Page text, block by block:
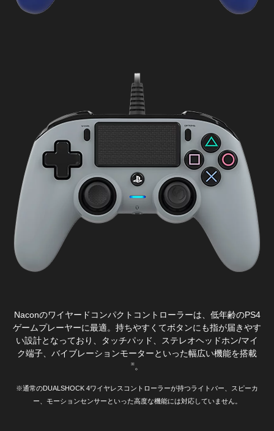
Naconのワイヤードコンパクトコントローラーは、低年齢のPS4
ゲームプレーヤーに最適。持ちやすくてボタンにも指が届きやす
い設計となっており、タッチパッド、ステレオヘッドホン/マイ
ク端子、バイブレーションモーターといった幅広い機能を搭載
※ 。
※通常のDUALSHOCK 4ワイヤレスコントローラーが持つライトバー、スピーカ
ー、モーションセンサーといった高度な機能には対応していません。